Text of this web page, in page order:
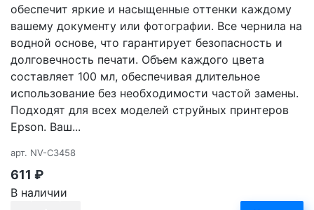
обеспечит яркие и насыщенные оттенки каждому
вашему документу или фотографии. Все чернила на
водной основе, что гарантирует безопасность и
долговечность печати. Объем каждого цвета
составляет 100 мл, обеспечивая длительное
использование без необходимости частой замены.
Подходят для всех моделей струйных принтеров
Epson. Ваш...
арт. NV-C3458
611 ₽
В наличии